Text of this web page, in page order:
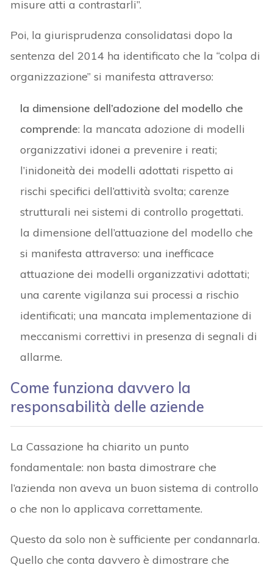
misure atti a contrastarli”.
Poi, la giurisprudenza consolidatasi dopo la
sentenza del 2014 ha identificato che la “colpa di
organizzazione” si manifesta attraverso:
la dimensione dell’adozione del modello che
comprende: la mancata adozione di modelli
organizzativi idonei a prevenire i reati;
l’inidoneità dei modelli adottati rispetto ai
rischi specifici dell’attività svolta; carenze
strutturali nei sistemi di controllo progettati.
la dimensione dell’attuazione del modello che
si manifesta attraverso: una inefficace
attuazione dei modelli organizzativi adottati;
una carente vigilanza sui processi a rischio
identificati; una mancata implementazione di
meccanismi correttivi in presenza di segnali di
allarme.
Come funziona davvero la
responsabilità delle aziende
La Cassazione ha chiarito un punto
fondamentale: non basta dimostrare che
l’azienda non aveva un buon sistema di controllo
o che non lo applicava correttamente.
Questo da solo non è sufficiente per condannarla.
Quello che conta davvero è dimostrare che